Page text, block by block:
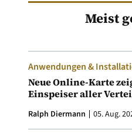
Meist
Anwendungen &
Neue Online-Karte
Einspeiser aller
Ralph Diermann 05. Aug.